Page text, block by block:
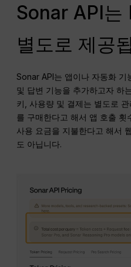
Sonar API는
별도로 제공
Sonar API는 앱이나 자동화
및 답변 기능을 추가하고자 하
키, 사용량 및 결제는 별도로
를 구매한다고 해서 앱 호출 횟
사용 요금을 지불한다고 해서
도 아닙니다.